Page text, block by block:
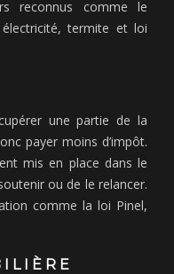
reconnus comme le
termite et loi
une partie de la
payer moins d’impôt.
mis en place dans le
ou de le relancer.
comme la loi Pinel,